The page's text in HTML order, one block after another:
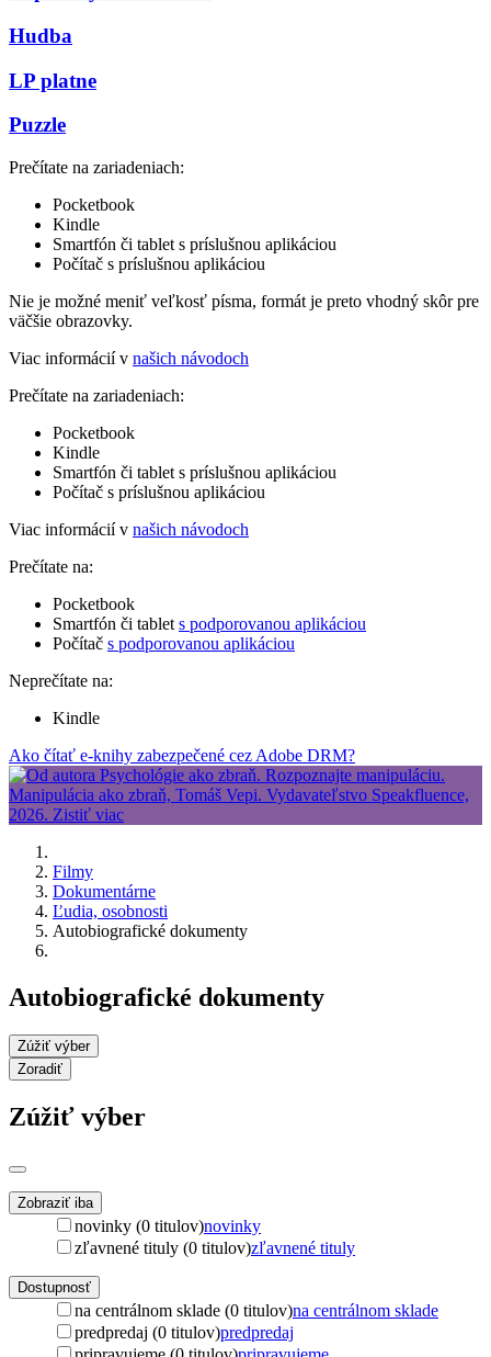
Hudba
LP platne
Puzzle
Prečítate na zariadeniach:
Pocketbook
Kindle
Smartfón či tablet s príslušnou aplikáciou
Počítač s príslušnou aplikáciou
Nie je možné meniť veľkosť písma, formát je preto vhodný skôr pre
väčšie obrazovky.
Viac informácií v našich návodoch
Prečítate na zariadeniach:
Pocketbook
Kindle
Smartfón či tablet s príslušnou aplikáciou
Počítač s príslušnou aplikáciou
Viac informácií v našich návodoch
Prečítate na:
Pocketbook
Smartfón či tablet s podporovanou aplikáciou
Počítač s podporovanou aplikáciou
Neprečítate na:
Kindle
Ako čítať e-knihy zabezpečené cez Adobe DRM?
Filmy
Dokumentárne
Ľudia, osobnosti
Autobiografické dokumenty
Autobiografické dokumenty
Zúžiť výber
Zoradiť
Zúžiť výber
Zobraziť iba
novinky (0 titulov)novinky
zľavnené tituly (0 titulov)zľavnené tituly
Dostupnosť
na centrálnom sklade (0 titulov)na centrálnom sklade
predpredaj (0 titulov)predpredaj